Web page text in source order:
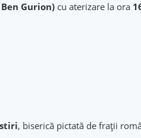
Gurion) cu aterizare la ora
, biserică pictată de fraţii